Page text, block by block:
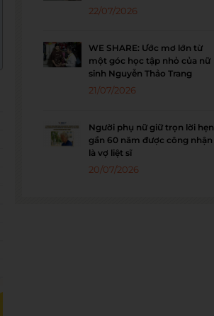
22/07/2026
WE SHARE: Ước mơ lớn từ
một góc học tập nhỏ của nữ
sinh Nguyễn Thảo Trang
21/07/2026
Người phụ nữ giữ trọn lời hẹn
gần 60 năm được công nhận
là vợ liệt sĩ
20/07/2026